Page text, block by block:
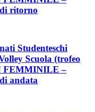
ritorno
Studenteschi
Scuola (trofeo
FEMMINILE –
andata